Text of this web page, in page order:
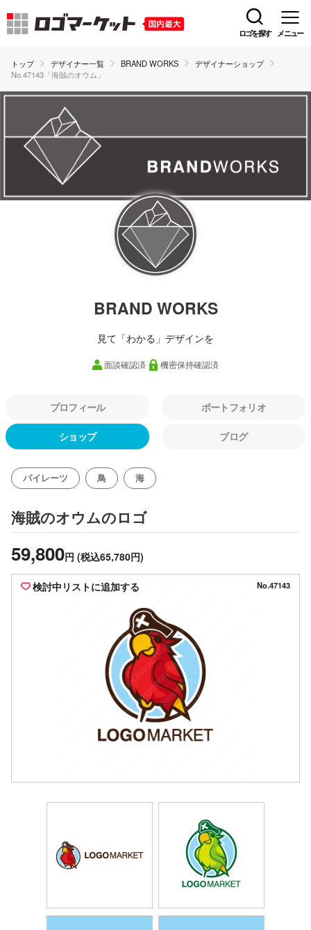
ロゴを探す メニュー
トップ デザイナー一覧 BRAND WORKS
デザイナーショップ
No.47143「海賊のオウム」
BRAND WORKS
見て「わかる」デザインを
面談確認済 機密保持確認済
プロフィール ポートフォリオ
ショップ ブログ
パイレーツ 鳥 海
海賊のオウムのロゴ
59,800円 (税込65,780円)
検討中リストに追加する No.47143